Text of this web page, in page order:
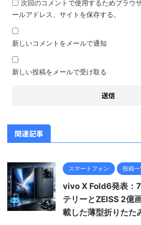
次回のコメントで使用するためブラウ
ールアドレス、サイトを保存する。
新しいコメントをメールで通知
新しい投稿をメールで受け取る
関連記事
スマートフォン 投稿
vivo X Fold6発表：
テリーとZEISS 2億
載した薄型折りたた